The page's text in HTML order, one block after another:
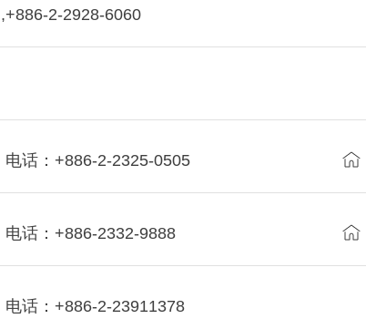
,+886-2-2928-6060
电话：+886-2-2325-0505
电话：+886-2332-9888
电话：+886-2-23911378